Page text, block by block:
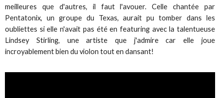
meilleures que d'autres, il faut l'avouer. Celle chantée par
Pentatonix, un groupe du Texas, aurait pu tomber dans les
oubliettes si elle n'avait pas été en featuring avec la talentueuse
Lindsey Stirling, une artiste que j'admire car elle joue
incroyablement bien du violon tout en dansant!